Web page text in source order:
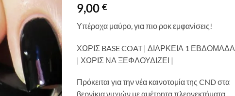
9,00 €
Υπέροχα μαύρο, για πιο ροκ εμφανίσεις!
ΧΩΡΙΣ BASE COAT | ΔΙΑΡΚΕΙΑ 1 ΕΒΔΟΜΑΔΑ
| ΧΩΡΙΣ ΝΑ ΞΕΦΛΟΥΔΙΖΕΙ |
Πρόκειται για την νέα καινοτομία της CND στα
βερνίκια νυχιών με αμέτρητα πλεονεκτήματα.